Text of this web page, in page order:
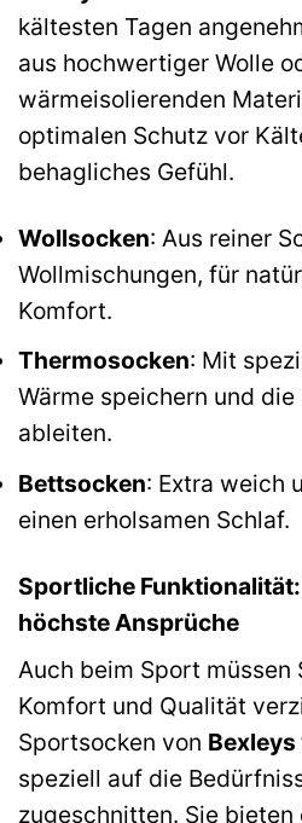
kältesten Tagen
aus hochwertiger Wolle
wärmeisolierenden
optimalen Schutz vor
behagliches Gefühl.
Wollsocken: Aus reiner
Wollmischungen, für
Komfort.
Thermosocken: Mit
Wärme speichern und
ableiten.
Bettsocken: Extra weich
einen erholsamen Schlaf.
Sportliche
höchste Ansprüche
Auch beim Sport müssen
Komfort und Qualität
Sportsocken von
speziell auf die
zugeschnitten. Sie